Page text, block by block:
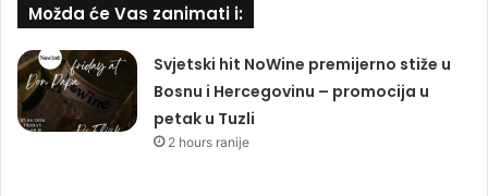
Možda će Vas zanimati i:
Svjetski hit NoWine premijerno stiže u
Bosnu i Hercegovinu – promocija u
petak u Tuzli
2 hours ranije